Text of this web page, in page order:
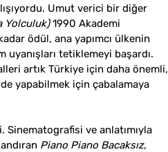
Umut verici bir diğer
Yolculuk) 1990 Akademi
ödül, ana yapımcı ülkenin
uyanışları tetiklemeyi başardı.
artık Türkiye için daha önemli,
yapabilmek için çabalamaya
Sinematografisi ve anlatımıyla
Piano Piano Bacaksız,